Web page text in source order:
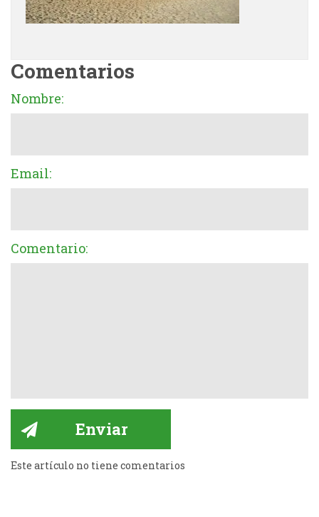
Comentarios
Nombre:
Email:
Comentario:
Este artículo no tiene comentarios